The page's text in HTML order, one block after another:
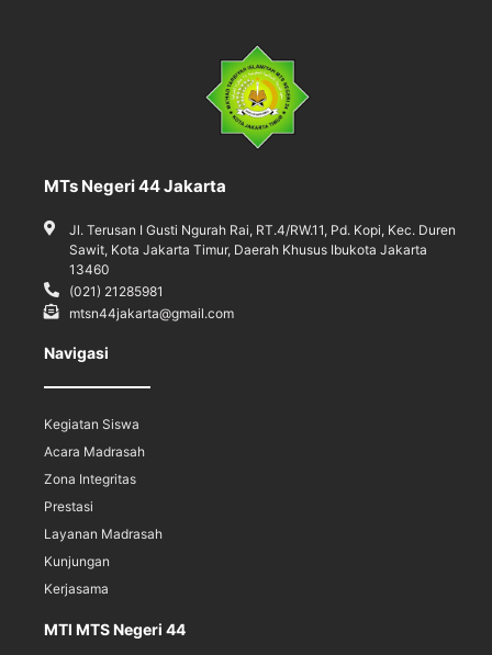
MTs Negeri 44 Jakarta
Jl. Terusan I Gusti Ngurah Rai, RT.4/RW.11, Pd. Kopi, Kec. Duren
Sawit, Kota Jakarta Timur, Daerah Khusus Ibukota Jakarta
13460
(021) 21285981
mtsn44jakarta@gmail.com
Navigasi
Kegiatan Siswa
Acara Madrasah
Zona Integritas
Prestasi
Layanan Madrasah
Kunjungan
Kerjasama
MTI MTS Negeri 44